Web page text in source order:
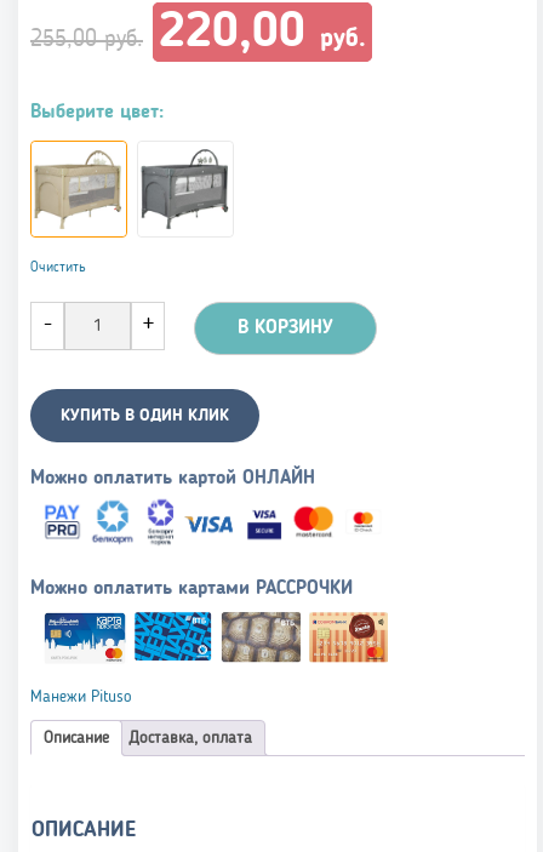
255,00руб.
Первоначальная
цена
составляла
255,00 руб..
220,00 руб.
Выберите цвет:
Очистить
В КОРЗИНУ
КУПИТЬ В ОДИН КЛИК
Можно оплатить картой ОНЛАЙН
Можно оплатить картами РАССРОЧКИ
Манежи Pituso
Описание Доставка, оплата
ОПИСАНИЕ